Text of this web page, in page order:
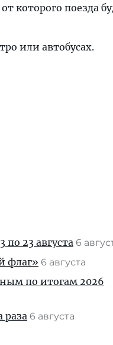
которого поезда
или автобусах.
по 23 августа 6
флаг» 6 августа
по итогам 2026
раза 6 августа